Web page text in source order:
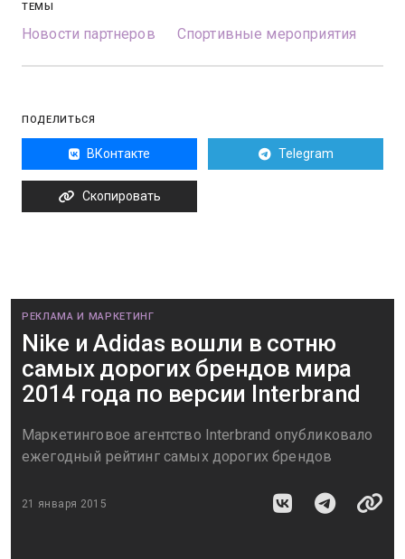
ТЕМЫ
Новости партнеров Спортивные мероприятия
ПОДЕЛИТЬСЯ
ВКонтакте Telegram
Скопировать
РЕКЛАМА И МАРКЕТИНГ
Nike и Adidas вошли в сотню
самых дорогих брендов мира
2014 года по версии Interbrand
Маркетинговое агентство Interbrand опубликовало
ежегодный рейтинг самых дорогих брендов
21 января 2015